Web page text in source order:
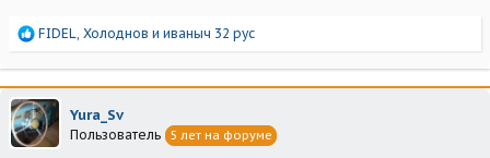
Р
а
к
ц
и
и
FIDEL, Холоднов и иваныч 32 рус
Yura_Sv
Пользователь 5 лет на форуме